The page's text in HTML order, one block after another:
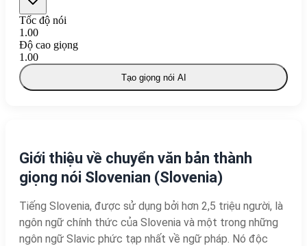
Tốc độ nói
1.00
Độ cao giọng
1.00
Tạo giọng nói AI
Giới thiệu về chuyển văn bản thành
giọng nói Slovenian (Slovenia)
Tiếng Slovenia, được sử dụng bởi hơn 2,5 triệu người, là
ngôn ngữ chính thức của Slovenia và một trong những
ngôn ngữ Slavic phức tạp nhất về ngữ pháp. Nó độc